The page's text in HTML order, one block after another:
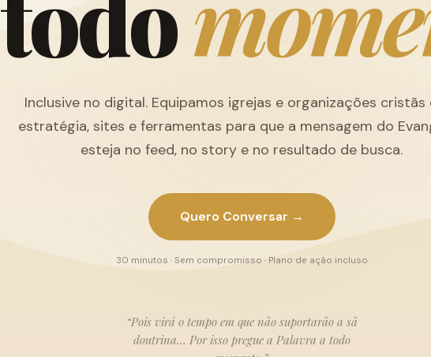
Inclusive no digital. Equipamos igrejas e organizações cristãs
estratégia, sites e ferramentas para que a mensagem do
esteja no feed, no story e no resultado de busca.
Quero Conversar →
30 minutos · Sem compromisso · Plano de ação incluso
“Pois virá o tempo em que não suportarão a sã
doutrina… Por isso pregue a Palavra a todo